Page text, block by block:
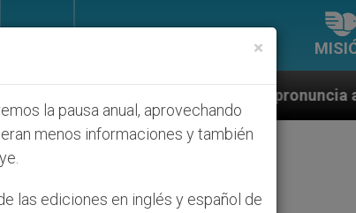
ONU se pronuncia ante caso de obispo
×
la pausa anual, aprovechando
menos informaciones y también
las ediciones en inglés y español de